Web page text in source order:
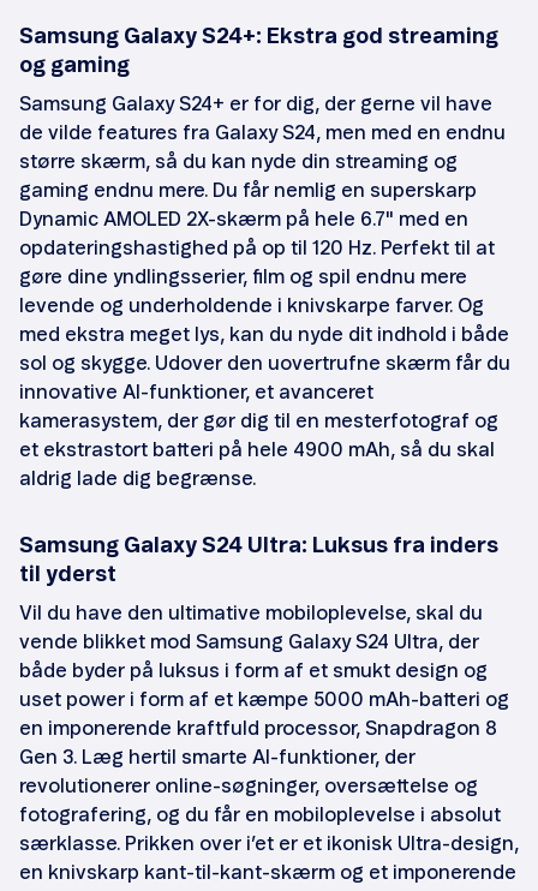
Samsung Galaxy S24+: Ekstra god streaming
og gaming
Samsung Galaxy S24+ er for dig, der gerne vil have
de vilde features fra Galaxy S24, men med en endnu
større skærm, så du kan nyde din streaming og
gaming endnu mere. Du får nemlig en superskarp
Dynamic AMOLED 2X-skærm på hele 6.7" med en
opdateringshastighed på op til 120 Hz. Perfekt til at
gøre dine yndlingsserier, film og spil endnu mere
levende og underholdende i knivskarpe farver. Og
med ekstra meget lys, kan du nyde dit indhold i både
sol og skygge. Udover den uovertrufne skærm får du
innovative AI-funktioner, et avanceret
kamerasystem, der gør dig til en mesterfotograf og
et ekstrastort batteri på hele 4900 mAh, så du skal
aldrig lade dig begrænse.
Samsung Galaxy S24 Ultra: Luksus fra inders
til yderst
Vil du have den ultimative mobiloplevelse, skal du
vende blikket mod Samsung Galaxy S24 Ultra, der
både byder på luksus i form af et smukt design og
uset power i form af et kæmpe 5000 mAh-batteri og
en imponerende kraftfuld processor, Snapdragon 8
Gen 3. Læg hertil smarte AI-funktioner, der
revolutionerer online-søgninger, oversættelse og
fotografering, og du får en mobiloplevelse i absolut
særklasse. Prikken over i’et er et ikonisk Ultra-design,
en knivskarp kant-til-kant-skærm og et imponerende